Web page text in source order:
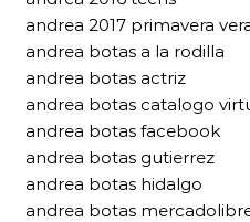
andrea 2017 primavera
andrea botas a la rodilla
andrea botas actriz
andrea botas catalogo
andrea botas facebook
andrea botas gutierrez
andrea botas hidalgo
andrea botas